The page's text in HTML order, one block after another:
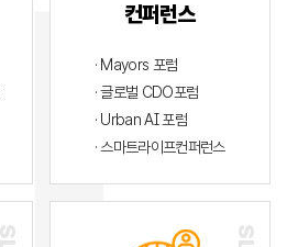
컨퍼런스
· Mayors 포럼
· 글로벌 CDO포럼
· Urban AI 포럼
· 스마트라이프컨퍼런스